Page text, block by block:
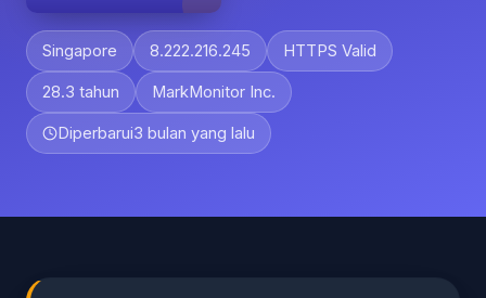
Singapore 8.222.216.245 HTTPS Valid
28.3 tahun MarkMonitor Inc.
Diperbarui3 bulan yang lalu